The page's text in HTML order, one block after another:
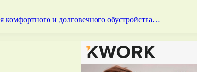
комфортного и долговечного обустройства…